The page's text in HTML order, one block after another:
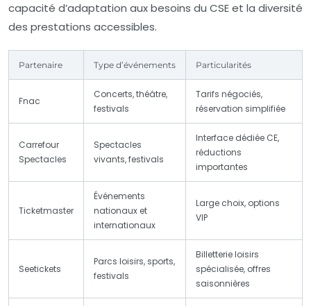
capacité d’adaptation aux besoins du CSE et la diversité
des prestations accessibles.
Partenaire Type d’événements Particularités
Fnac
Concerts, théâtre,
festivals
Tarifs négociés,
réservation simplifiée
Carrefour
Spectacles
Spectacles
vivants, festivals
Interface dédiée CE,
réductions
importantes
Ticketmaster
Événements
nationaux et
internationaux
Large choix, options
VIP
Seetickets
Parcs loisirs, sports,
festivals
Billetterie loisirs
spécialisée, offres
saisonnières